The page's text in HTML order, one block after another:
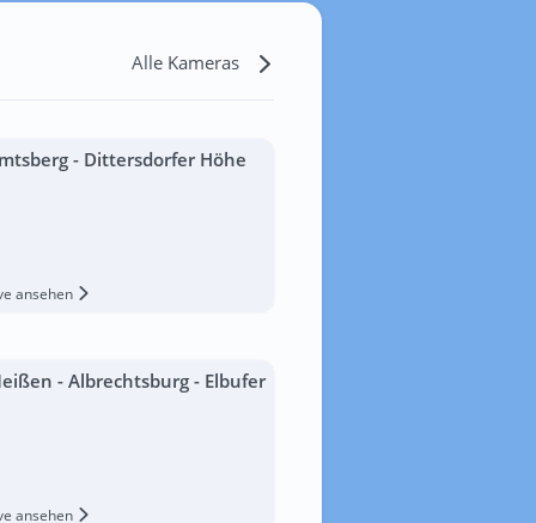
Alle Kameras
- Dittersdorfer Höhe
ansehen
- Albrechtsburg - Elbufer
ansehen